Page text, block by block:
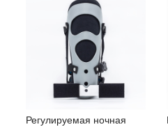
Регулируемая ночная